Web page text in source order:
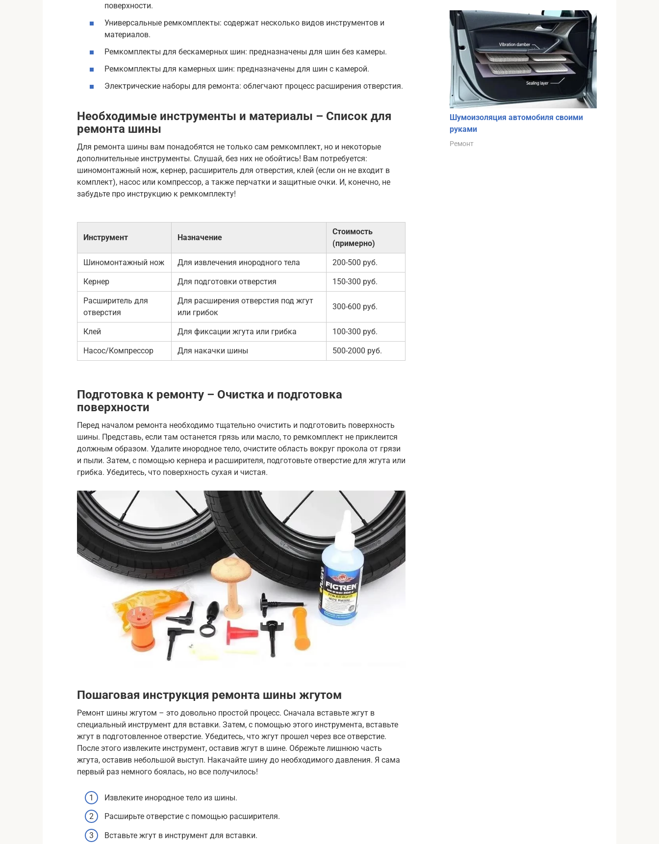
поверхности.
Универсальные ремкомплекты: содержат несколько видов инструментов и
материалов.
Ремкомплекты для бескамерных шин: предназначены для шин без камеры.
Ремкомплекты для камерных шин: предназначены для шин с камерой.
Электрические наборы для ремонта: облегчают процесс расширения отверстия.
Необходимые инструменты и материалы – Список для
ремонта шины
Для ремонта шины вам понадобятся не только сам ремкомплект, но и некоторые
дополнительные инструменты. Слушай, без них не обойтись! Вам потребуется:
шиномонтажный нож, кернер, расширитель для отверстия, клей (если он не входит в
комплект), насос или компрессор, а также перчатки и защитные очки. И, конечно, не
забудьте про инструкцию к ремкомплекту!
Инструмент Назначение
Стоимость
(примерно)
Шиномонтажный нож Для извлечения инородного тела 200-500 руб.
Кернер Для подготовки отверстия 150-300 руб.
Расширитель для
отверстия
Для расширения отверстия под жгут
или грибок
300-600 руб.
Клей Для фиксации жгута или грибка 100-300 руб.
Насос/Компрессор Для накачки шины 500-2000 руб.
Подготовка к ремонту – Очистка и подготовка
поверхности
Перед началом ремонта необходимо тщательно очистить и подготовить поверхность
шины. Представь, если там останется грязь или масло, то ремкомплект не приклеится
должным образом. Удалите инородное тело, очистите область вокруг прокола от грязи
и пыли. Затем, с помощью кернера и расширителя, подготовьте отверстие для жгута или
грибка. Убедитесь, что поверхность сухая и чистая.
Пошаговая инструкция ремонта шины жгутом
Ремонт шины жгутом – это довольно простой процесс. Сначала вставьте жгут в
специальный инструмент для вставки. Затем, с помощью этого инструмента, вставьте
жгут в подготовленное отверстие. Убедитесь, что жгут прошел через все отверстие.
После этого извлеките инструмент, оставив жгут в шине. Обрежьте лишнюю часть
жгута, оставив небольшой выступ. Накачайте шину до необходимого давления. Я сама
первый раз немного боялась, но все получилось!
Извлеките инородное тело из шины.
Расширьте отверстие с помощью расширителя.
Вставьте жгут в инструмент для вставки.
Шумоизоляция автомобиля своими
руками
Ремонт